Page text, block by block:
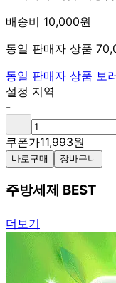
배송비 10,000원
동일 판매자 상품
동일 판매자 상품 보
설정 지역
-
쿠폰가11,993원
바로구매 장바구니
주방세제 BEST
더보기